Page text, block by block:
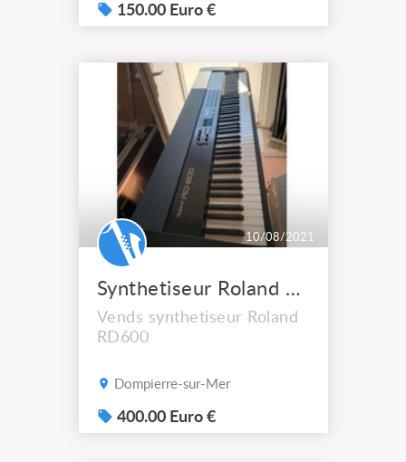
150.00 Euro €
10/08/2021
Synthetiseur Roland RD600
Vends synthetiseur Roland
RD600
Dompierre-sur-Mer
400.00 Euro €